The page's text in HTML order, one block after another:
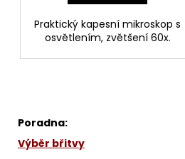
Praktický kapesní mikroskop s
osvětlením, zvětšení 60x.
Poradna:
Výběr břitvy